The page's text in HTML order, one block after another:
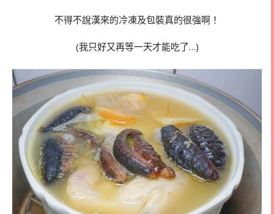
不得不說漢來的冷凍及包裝真的很強啊！
(我只好又再等一天才能吃了…)